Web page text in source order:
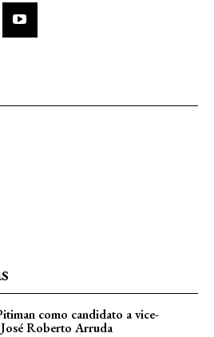
como candidato a vice-
Roberto Arruda